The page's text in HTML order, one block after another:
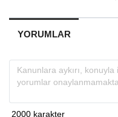
YORUMLAR